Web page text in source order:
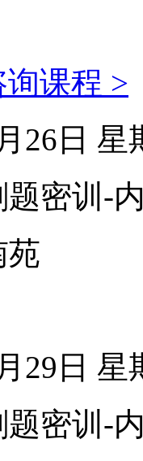
询课程 >
26日 星
题密训-
苑
29日 星
题密训-